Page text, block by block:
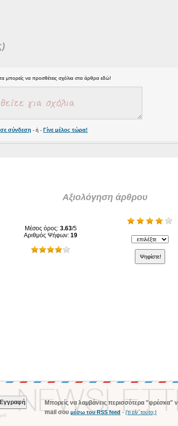
μπορείς να προσθέτεις σχόλια στα άρθρα εδώ!
σύνδεση - ή - Γίνε μέλος τώρα!
Αξιολόγηση άρθρου
Μέσος όρος: 3.63/5
Αριθμός Ψήφων: 19
Μπορείς να λαμβάνεις περισσότερα "φρέσκα"
mail σου μέσω του RSS feed-(τι είν´τούτο;)